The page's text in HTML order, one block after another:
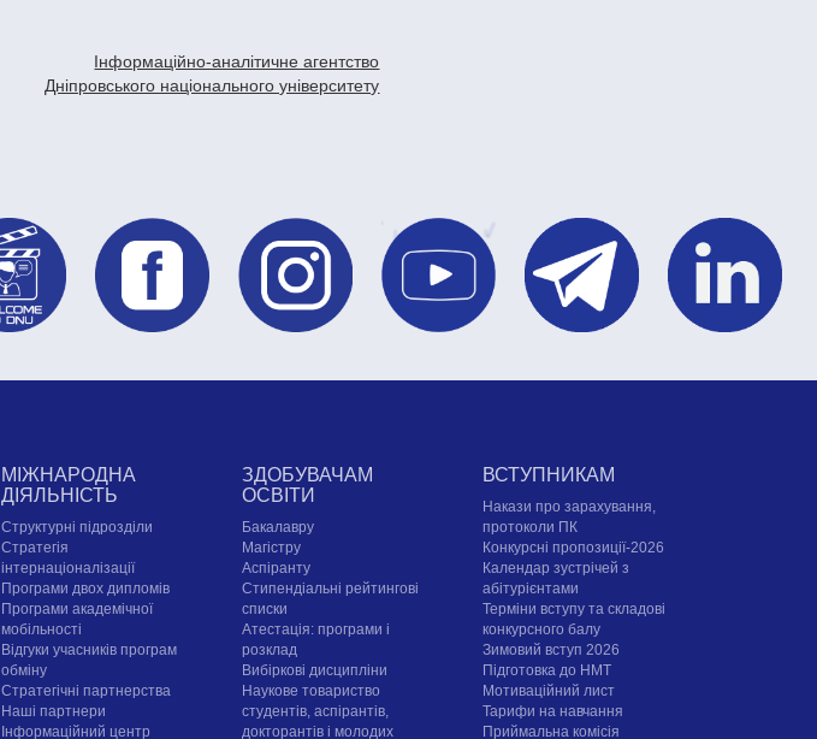
Інформаційно-аналітичне агентство
Дніпровського національного університету
МІЖНАРОДНА
ДІЯЛЬНІСТЬ
Структурні підрозділи
Стратегія
інтернаціоналізації
Програми двох дипломів
Програми академічної
мобільності
Відгуки учасників програм
обміну
Стратегічні партнерства
Наші партнери
Інформаційний центр
ЗДОБУВАЧАМ
ОСВІТИ
Бакалавру
Магістру
Аспіранту
Стипендіальні рейтингові
списки
Атестація: програми і
розклад
Вибіркові дисципліни
Наукове товариство
студентів, аспірантів,
докторантів і молодих
ВСТУПНИКАМ
Накази про зарахування,
протоколи ПК
Конкурсні пропозиції-2026
Календар зустрічей з
абітурієнтами
Терміни вступу та складові
конкурсного балу
Зимовий вступ 2026
Підготовка до НМТ
Мотиваційний лист
Тарифи на навчання
Приймальна комісія